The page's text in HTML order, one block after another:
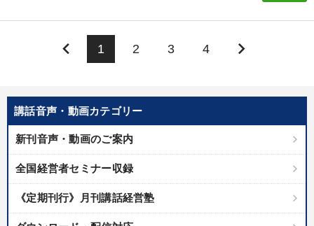
講話音声・動画カテゴリー
新刊音声・動画のご案内
全国経営者セミナー収録
《定期刊行》月刊講話経営塾
keyboard_arrow_left 1 2 3 4 keyboard_arrow_right